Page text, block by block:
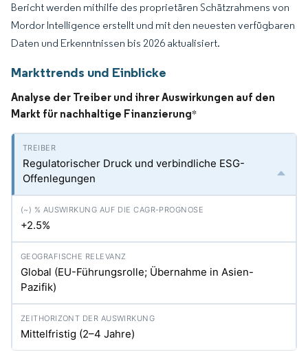
Bericht werden mithilfe des proprietären Schätzrahmens von
Mordor Intelligence erstellt und mit den neuesten verfügbaren
Daten und Erkenntnissen bis 2026 aktualisiert.
Markttrends und Einblicke
Analyse der Treiber und ihrer Auswirkungen auf den
Markt für nachhaltige Finanzierung*
Regulatorischer Druck und verbindliche ESG-
Offenlegungen
+2.5%
Global (EU-Führungsrolle; Übernahme in Asien-
Pazifik)
Mittelfristig (2–4 Jahre)